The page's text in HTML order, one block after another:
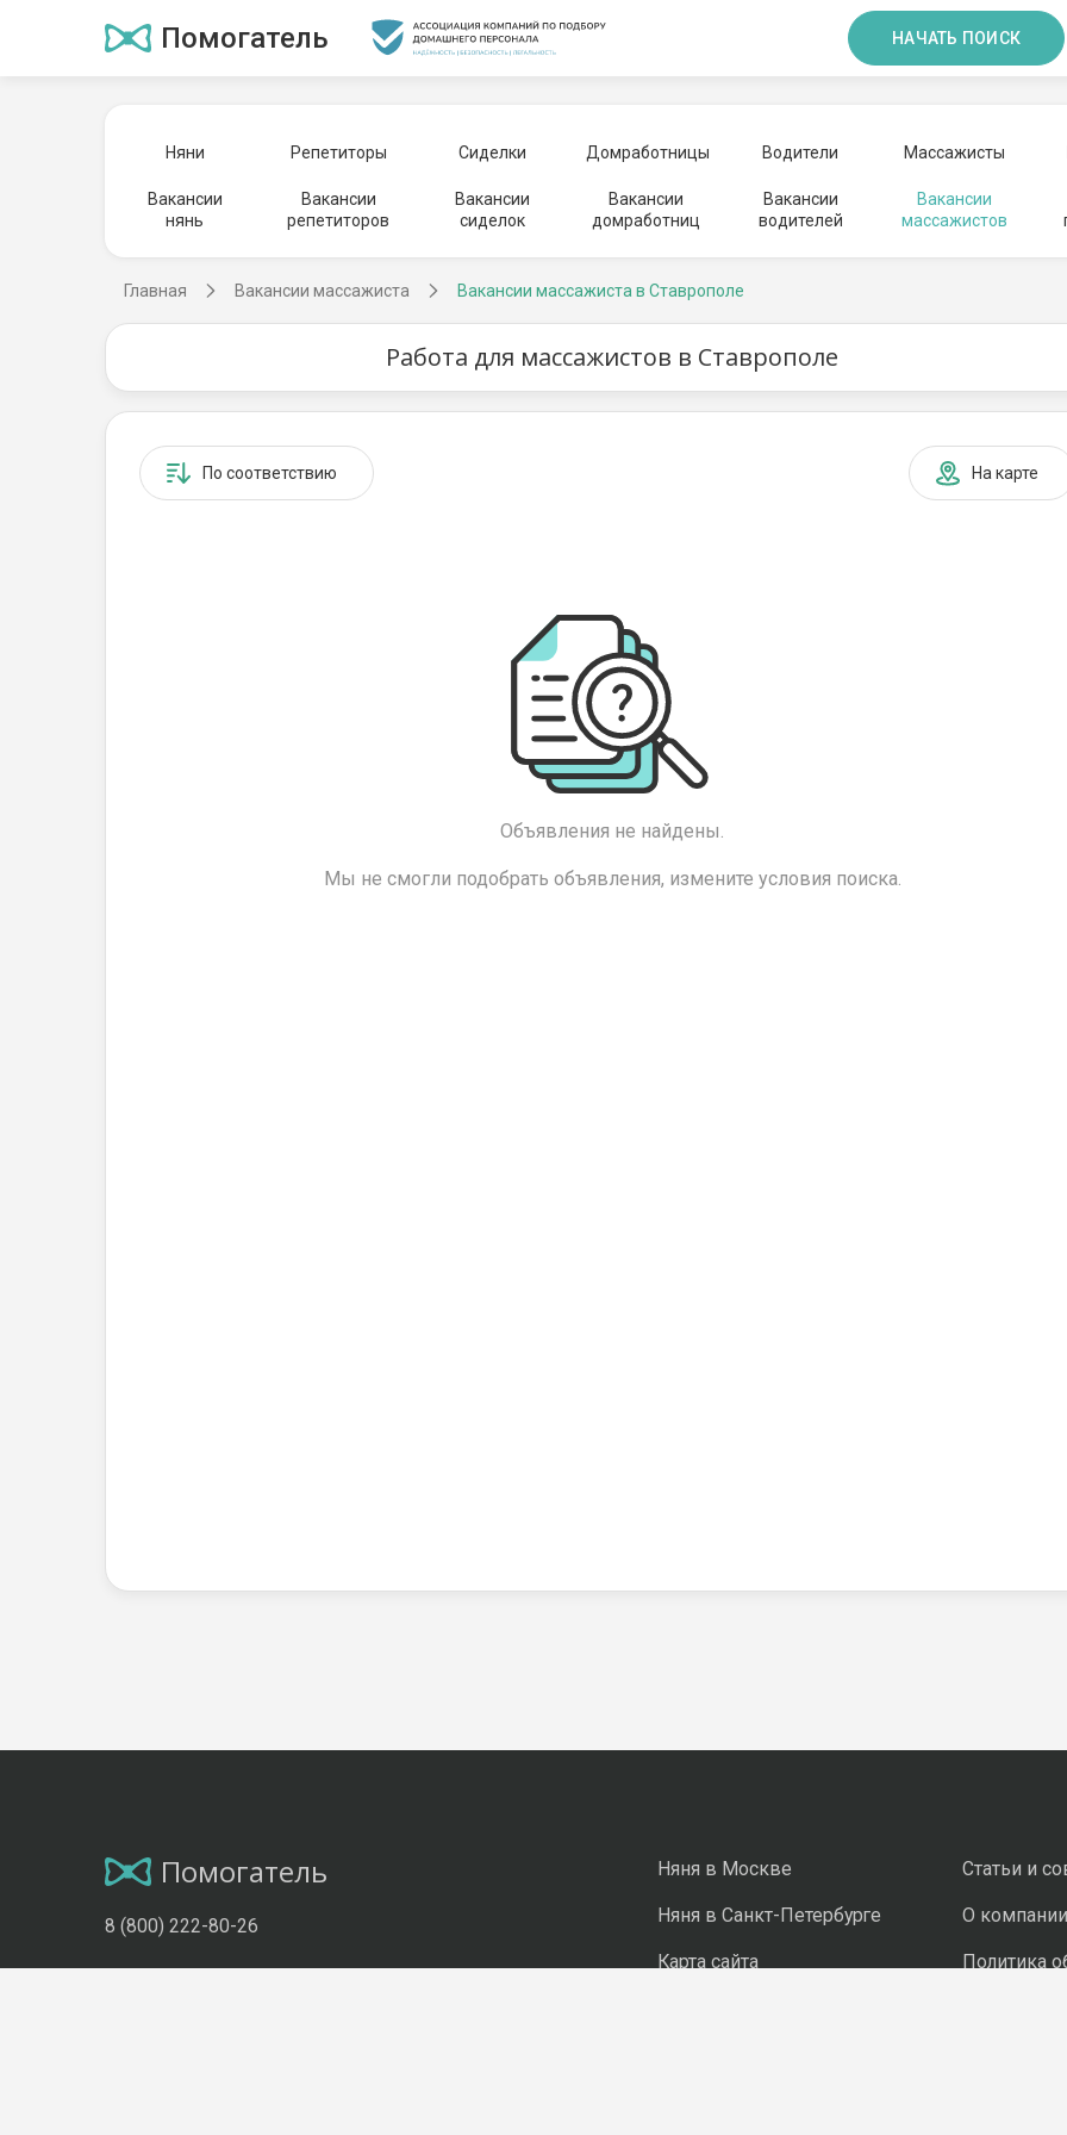
Помогатель НАЧАТЬ ПОИСК
Няни Репетиторы Сиделки Домработницы Водители Массажисты
Вакансии
нянь
Вакансии
репетиторов
Вакансии
сиделок
Вакансии
домработниц
Вакансии
водителей
Вакансии
массажистов
Главная Вакансии массажиста Вакансии массажиста в Ставрополе
Работа для массажистов в Ставрополе
По соответствию На карте
Объявления не найдены.
Мы не смогли подобрать объявления, измените условия поиска.
Помогатель
8 (800) 222-80-26
Няня в Москве
Няня в Санкт-Петербурге
Карта сайта
Статьи и
О компании
Политика